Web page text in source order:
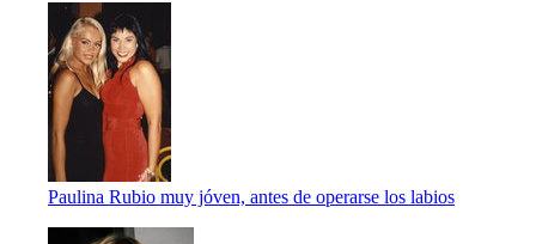
Paulina Rubio muy jóven, antes de operarse los labios